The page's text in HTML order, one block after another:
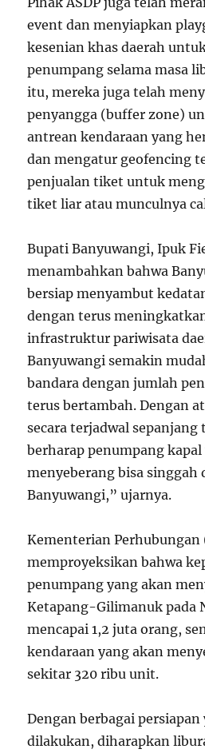
event dan menyiapkan
kesenian khas daerah
penumpang selama masa
itu, mereka juga telah
penyangga (buffer zone)
antrean kendaraan yang
dan mengatur geofencing
penjualan tiket untuk
tiket liar atau munculnya
Bupati Banyuwangi, Ipuk
menambahkan bahwa
bersiap menyambut
dengan terus
infrastruktur pariwisata
Banyuwangi semakin
bandara dengan jumlah
terus bertambah. Dengan
secara terjadwal
berharap penumpang
menyeberang bisa singgah
Banyuwangi,” ujarnya.
Kementerian
memproyeksikan bahwa
penumpang yang akan
Ketapang-Gilimanuk pada
mencapai 1,2 juta orang,
kendaraan yang akan
sekitar 320 ribu unit.
Dengan berbagai persiapan
dilakukan, diharapkan